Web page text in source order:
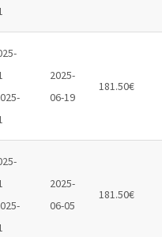
2025-
06-19
181.50€
2025-
06-05
181.50€